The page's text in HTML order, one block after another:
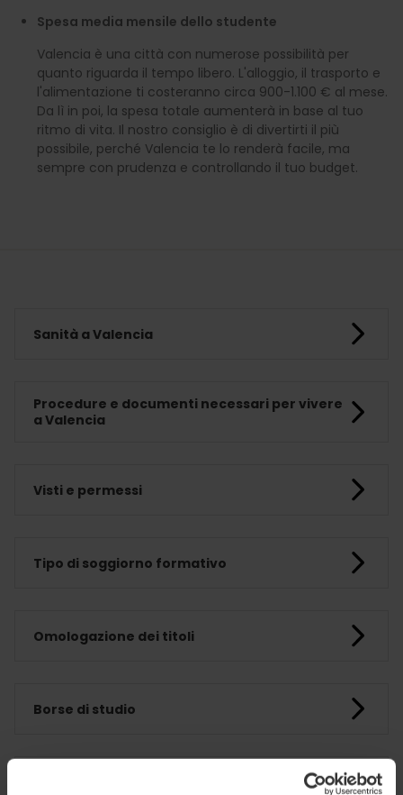
Spesa media mensile dello studente
Valencia è una città con numerose possibilità per
quanto riguarda il tempo libero. L'alloggio, il trasporto e
l'alimentazione ti costeranno circa 900-1.100 € al mese.
Da lì in poi, la spesa totale aumenterà in base al tuo
ritmo di vita. Il nostro consiglio è di divertirti il più
possibile, perché Valencia te lo renderà facile, ma
sempre con prudenza e controllando il tuo budget.
Sanità a Valencia
Procedure e documenti necessari per vivere
a Valencia
Visti e permessi
Tipo di soggiorno formativo
Omologazione dei titoli
Borse di studio